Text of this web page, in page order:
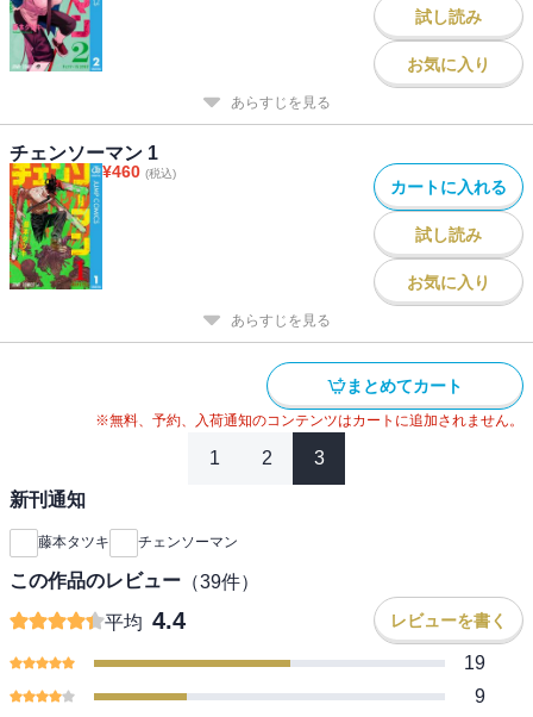
試し読み
お気に入り
あらすじを見る
チェンソーマン 1
¥460 (税込)
カートに入れる
試し読み
お気に入り
あらすじを見る
まとめてカート
※無料、予約、入荷通知のコンテンツはカートに追加されません。
1 2 3
新刊通知
藤本タツキ チェンソーマン
この作品のレビュー （39件）
平均 4.4 レビューを書く
19
9